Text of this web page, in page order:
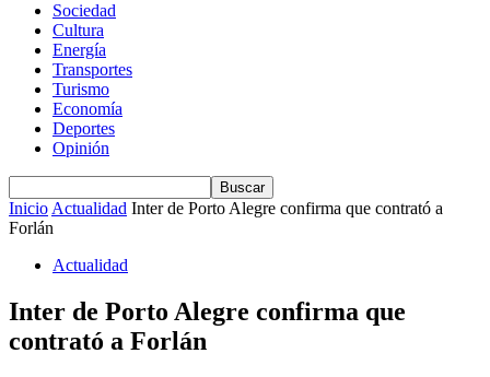
Sociedad
Cultura
Energía
Transportes
Turismo
Economía
Deportes
Opinión
InicioActualidad Inter de Porto Alegre confirma que contrató a
Forlán
Actualidad
Inter de Porto Alegre confirma que
contrató a Forlán